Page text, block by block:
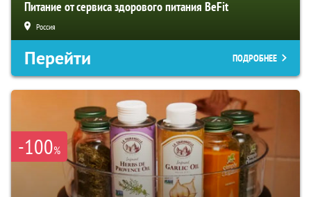
Питание от сервиса здорового питания BeFit
Россия
Перейти ПОДРОБНЕЕ
-100%